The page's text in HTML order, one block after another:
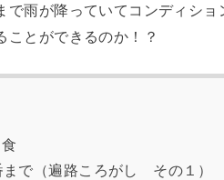
で雨が降っていてコンディシ
ことができるのか！？
まで（遍路ころがし その１）